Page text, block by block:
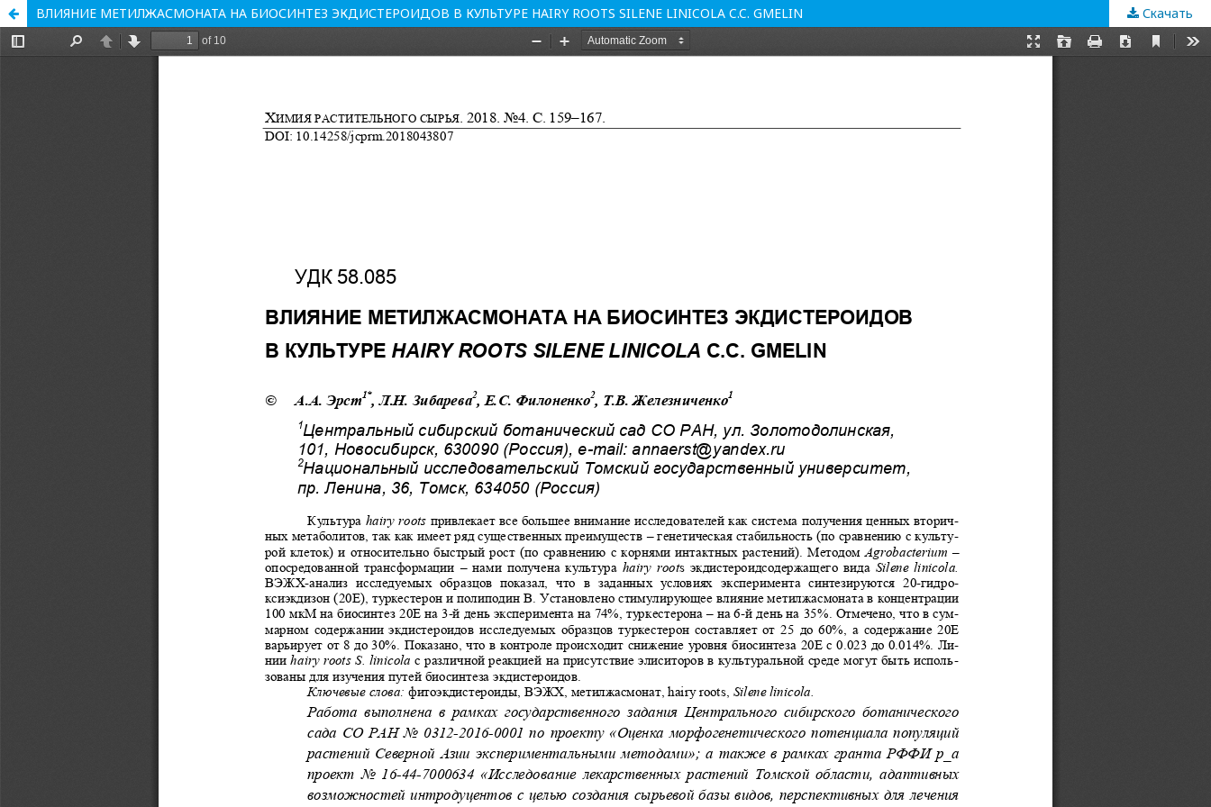
ВЛИЯНИЕ МЕТИЛЖАСМОНАТА НА БИОСИНТЕЗ ЭКДИСТЕРОИДОВ В КУЛЬТУРЕ HAIRY ROOTS SILENE LINICOLA C.C. GMELIN Скачать